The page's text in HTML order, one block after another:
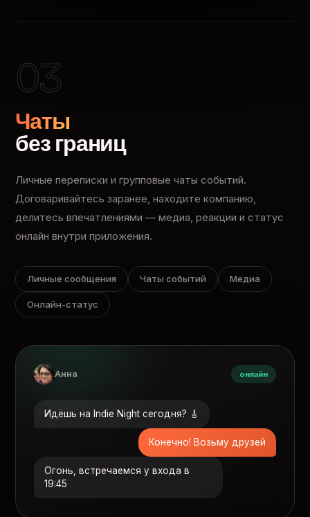
03
Чаты
без границ
Личные переписки и групповые чаты событий.
Договаривайтесь заранее, находите компанию,
делитесь впечатлениями — медиа, реакции и статус
онлайн внутри приложения.
Личные сообщения Чаты событий Медиа
Онлайн-статус
Анна онлайн
Идёшь на Indie Night сегодня? 🎸
Конечно! Возьму друзей
Огонь, встречаемся у входа в
19:45